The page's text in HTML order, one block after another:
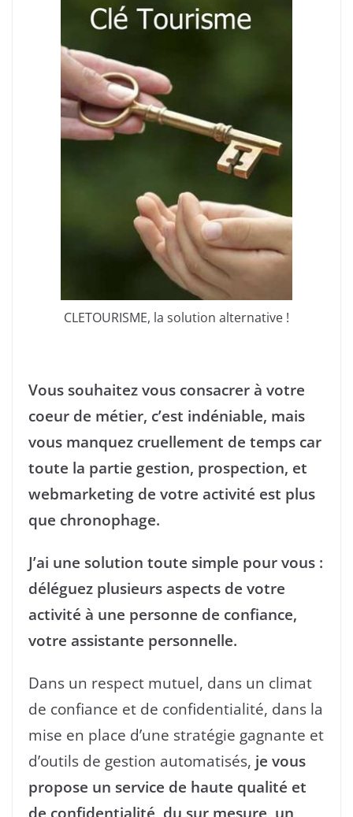
CLETOURISME, la solution alternative !
Vous souhaitez vous consacrer à votre
coeur de métier, c’est indéniable, mais
vous manquez cruellement de temps car
toute la partie gestion, prospection, et
webmarketing de votre activité est plus
que chronophage.
J’ai une solution toute simple pour vous :
déléguez plusieurs aspects de votre
activité à une personne de confiance,
votre assistante personnelle.
Dans un respect mutuel, dans un climat
de confiance et de confidentialité, dans la
mise en place d’une stratégie gagnante et
d’outils de gestion automatisés, je vous
propose un service de haute qualité et
de confidentialité, du sur mesure, un